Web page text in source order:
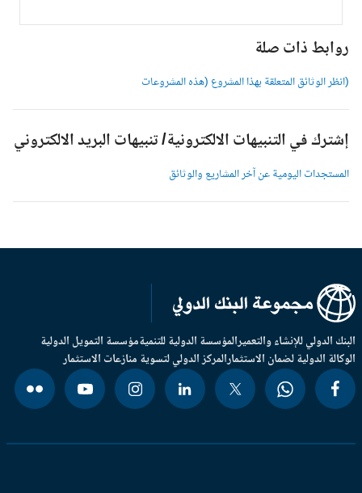
روابط ذات صلة
(انظر الوثائق المتعلقة بهذا المشروع (هذه المشروعات
إشترك في التنبيهات الالكترونية/ تنبيهات البريد الالكتروني
المستجدات اليومية عن آخر المشاريع والوثائق
الدولي للإنشاء والتعميرالمؤسسة الدولية للتنميةمؤسسة التمويل الدولية
الدولية لضمان الاستثمارالمركز الدولي لتسوية منازعات الاستثمار